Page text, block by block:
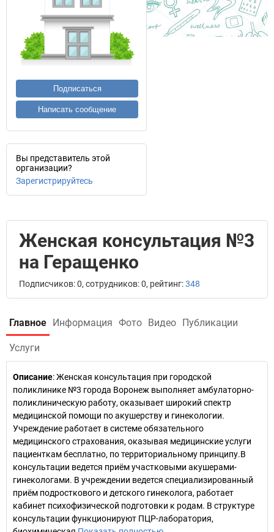
Подписаться
Написать сообщение
Вы представитель этой
организации?
Зарегистрируйтесь
Женская консультация №3
на Геращенко
Подписчиков: 0, сотрудников: 0, рейтинг:348
Главное Информация Фото Видео Публикации
Услуги
Описание: Женская консультация при городской
поликлинике №3 города Воронеж выполняет амбулаторно-
поликлиническую работу, оказывает широкий спектр
медицинской помощи по акушерству и гинекологии.
Учреждение работает в системе обязательного
медицинского страхования, оказывая медицинские услуги
пациенткам бесплатно, по территориальному принципу.В
консультации ведется приём участковыми акушерами-
гинекологами. В учреждении ведется специализированный
приём подросткового и детского гинеколога, работает
кабинет психофизической подготовки к родам. В структуре
консультации функционируют ПЦР-лаборатория,